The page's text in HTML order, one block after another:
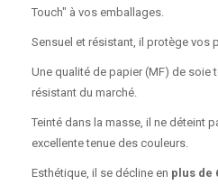
Touch" à vos emballages.
Sensuel et résistant, il protège vos
Une qualité de papier (MF) de soie
résistant du marché.
Teinté dans la masse, il ne déteint
excellente tenue des couleurs.
Esthétique, il se décline en plus de